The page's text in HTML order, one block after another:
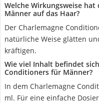
Welche Wirkungsweise
Männer auf das Haar?
Der Charlemagne
natürliche Weise glätten
kräftigen.
Wie viel Inhalt befindet
Conditioners für Männer?
In dem Charlemagne
ml. Für eine einfache